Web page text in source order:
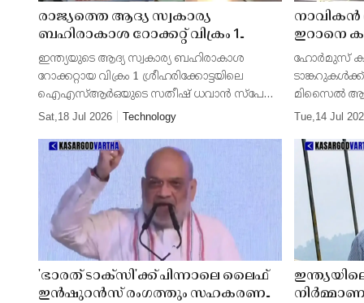
രാജ്യത്തെ ആദ്യ സ്വകാര്യ
ബഹിരാകാശ റോക്കറ്റ് വിക്രം 1
ശ്രീഹരിക്കോട്ടയിൽ നിന്ന് വിക്ഷേപിച്ചു;
സ്കൈറൂട്ട് എയറോസ്പേസിൻ്റെ 'മിഷൻ
ആഗമൻ' ദൗത്യത്തിൻ്റെ വിവരങ്ങൾ
അറിയാം
ഇന്ത്യയുടെ ആദ്യ സ്വകാര്യ ബഹിരാകാശ
റോക്കറ്റായ വിക്രം 1 ശ്രീഹരിക്കോട്ടയിലെ
ഐഎസ്ആർഒയുടെ സതീഷ് ധവാൻ സ്പേസ്
സെൻ്ററിൽ നിന്നും വിജയകരമായി വിക്ഷേപിച്ചു.
എയറോസ്പേസിൻ്റെ 'മ
Sat,18 Jul 2026 Technology
നാവികൻ
ഇറാനെ
ഇന്ത്യ;
മന്ത്രാലയം
ഹോർമുസ്
മിസൈൽ
കൊല്ലപ്പെട്ട
ഇറാൻ
Tue,14 Jul
'ഭാരത് ടാക്സി'ക്ക് പിന്നാലെ ലൈഫ്
ഇൻഷുറൻസ് രംഗത്തും സഹകരണ